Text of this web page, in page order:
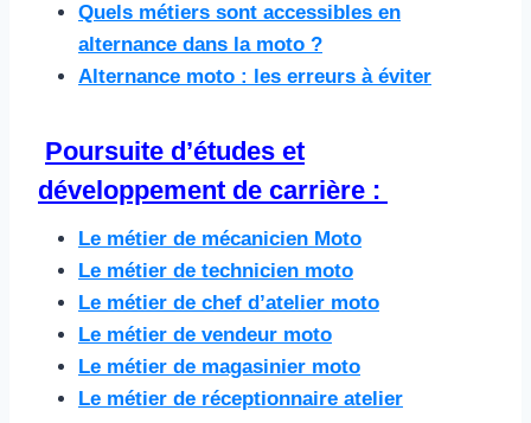
Quels métiers sont accessibles en
alternance dans la moto ?
Alternance moto : les erreurs à éviter
Poursuite d’études et
développement de carrière : ​
Le métier de mécanicien Moto
Le métier de technicien moto
Le métier de chef d’atelier moto
Le métier de vendeur moto
Le métier de magasinier moto
Le métier de réceptionnaire atelier